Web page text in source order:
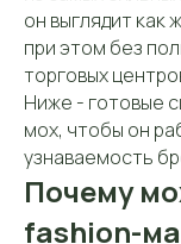
он выглядит как
при этом без
торговых
Ниже - готовые
мох, чтобы он
узнаваемость
Почему
fashion-